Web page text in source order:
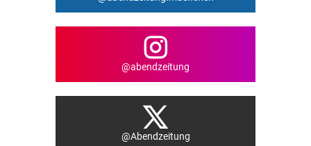
@abendzeitung
@Abendzeitung